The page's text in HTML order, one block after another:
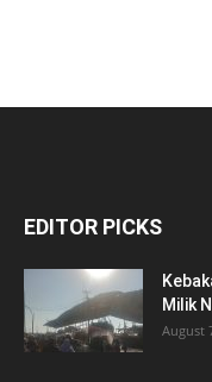
EDITOR PICKS
Milik
August